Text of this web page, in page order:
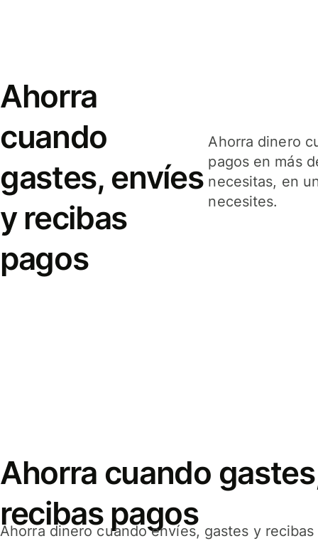
Ahorra
cuando
gastes, envíes
y recibas
pagos
Ahorra dinero
pagos en más
necesitas, en
necesites.
Ahorra cuando
recibas pagos
Ahorra dinero cuando envíes, gastes y